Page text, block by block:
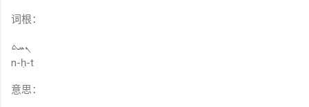
词根：
ܢܚܬ
n-ḥ-t
意思：